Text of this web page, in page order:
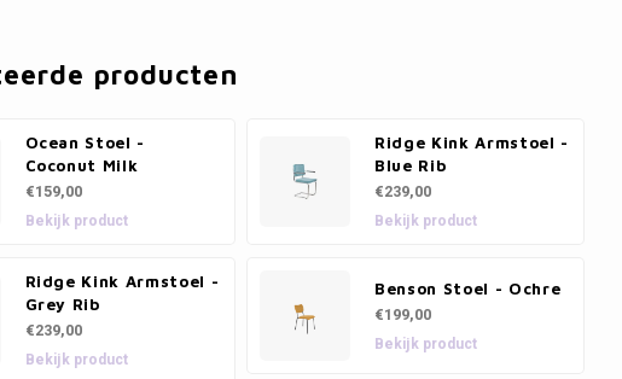
producten
Ocean Stoel -
Coconut Milk
€159,00
Bekijk product
Ridge Kink Armstoel -
Blue Rib
€239,00
Bekijk product
Ridge Kink Armstoel -
Grey Rib
€239,00
Bekijk product
Benson Stoel - Ochre
€199,00
Bekijk product